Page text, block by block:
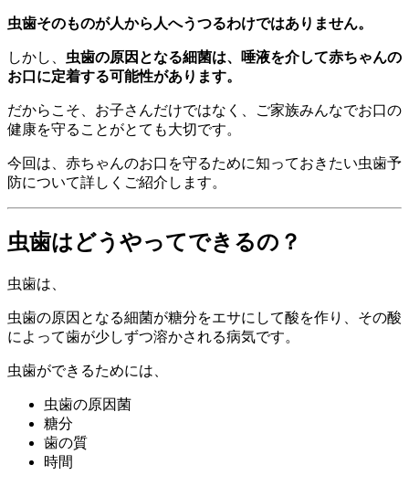
虫歯そのものが人から人へうつるわけではありません。
しかし、 虫歯の原因となる細菌は、唾液を介して赤ちゃんの
お口に定着する可能性があります。
だからこそ、お子さんだけではなく、ご家族みんなでお口の
健康を守ることがとても大切です。
今回は、赤ちゃんのお口を守るために知っておきたい虫歯予
防について詳しくご紹介します。
虫歯はどうやってできるの？
虫歯は、
虫歯の原因となる細菌が糖分をエサにして酸を作り、その酸
によって歯が少しずつ溶かされる病気です。
虫歯ができるためには、
虫歯の原因菌
糖分
歯の質
時間